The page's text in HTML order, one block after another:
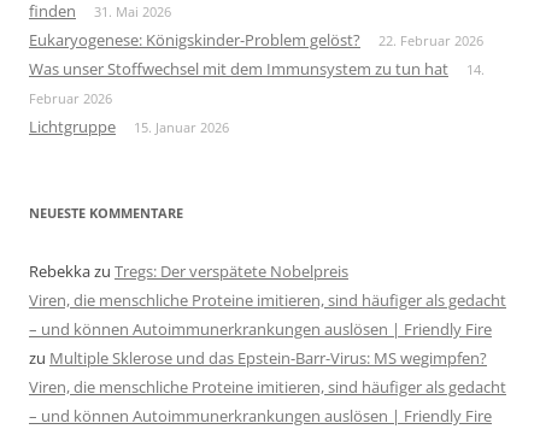
finden
31. Mai 2026
Eukaryogenese: Königskinder-Problem gelöst? 22. Februar 2026
Was unser Stoffwechsel mit dem Immunsystem zu tun hat
14.
Februar 2026
Lichtgruppe 15. Januar 2026
NEUESTE KOMMENTARE
Rebekkazu Tregs: Der verspätete Nobelpreis
Viren, die menschliche Proteine imitieren, sind häufiger als gedacht
– und können Autoimmunerkrankungen auslösen | Friendly Fire
zu Multiple Sklerose und das Epstein-Barr-Virus: MS wegimpfen?
Viren, die menschliche Proteine imitieren, sind häufiger als gedacht
– und können Autoimmunerkrankungen auslösen | Friendly Fire